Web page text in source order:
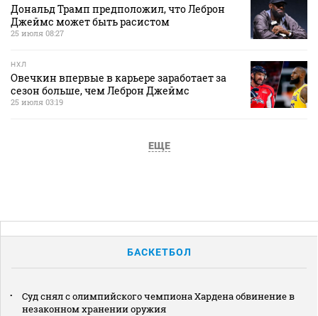
Дональд Трамп предположил, что Леброн
Джеймс может быть расистом
25 июля 08:27
НХЛ
Овечкин впервые в карьере заработает за
сезон больше, чем Леброн Джеймс
25 июля 03:19
ЕЩЕ
БАСКЕТБОЛ
Суд снял с олимпийского чемпиона Хардена обвинение в
незаконном хранении оружия